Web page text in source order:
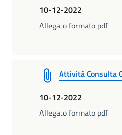
10-12-2022
Allegato formato pdf
Attività Consulta
10-12-2022
Allegato formato pdf